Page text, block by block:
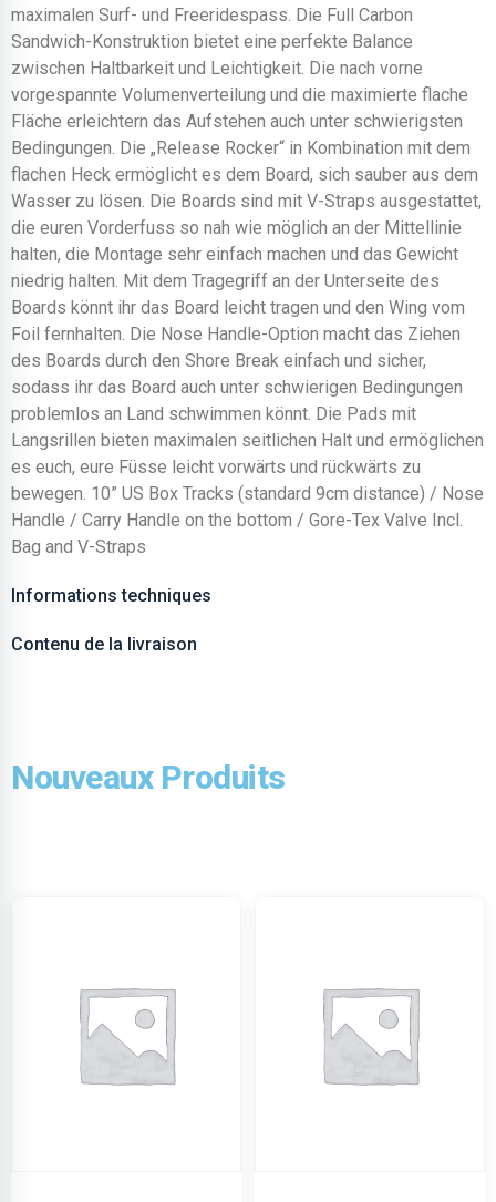
maximalen Surf- und Freeridespass. Die Full Carbon
Sandwich-Konstruktion bietet eine perfekte Balance
zwischen Haltbarkeit und Leichtigkeit. Die nach vorne
vorgespannte Volumenverteilung und die maximierte flache
Fläche erleichtern das Aufstehen auch unter schwierigsten
Bedingungen. Die „Release Rocker“ in Kombination mit dem
flachen Heck ermöglicht es dem Board, sich sauber aus dem
Wasser zu lösen. Die Boards sind mit V-Straps ausgestattet,
die euren Vorderfuss so nah wie möglich an der Mittellinie
halten, die Montage sehr einfach machen und das Gewicht
niedrig halten. Mit dem Tragegriff an der Unterseite des
Boards könnt ihr das Board leicht tragen und den Wing vom
Foil fernhalten. Die Nose Handle-Option macht das Ziehen
des Boards durch den Shore Break einfach und sicher,
sodass ihr das Board auch unter schwierigen Bedingungen
problemlos an Land schwimmen könnt. Die Pads mit
Langsrillen bieten maximalen seitlichen Halt und ermöglichen
es euch, eure Füsse leicht vorwärts und rückwärts zu
bewegen. 10” US Box Tracks (standard 9cm distance) / Nose
Handle / Carry Handle on the bottom / Gore-Tex Valve Incl.
Bag and V-Straps
Informations techniques
Contenu de la livraison
Nouveaux Produits